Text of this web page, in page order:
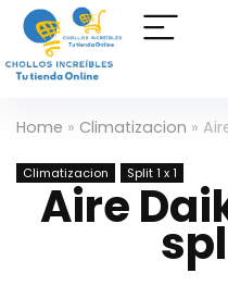
Home » Climatizacion »
Climatizacion Split 1 x 1
Aire